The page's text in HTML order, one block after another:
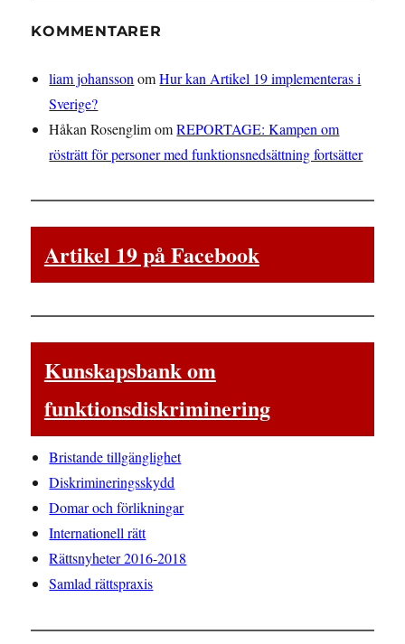
KOMMENTARER
liam johansson omHur kan Artikel 19 implementeras i
Sverige?
Håkan RosenglimomREPORTAGE: Kampen om
rösträtt för personer med funktionsnedsättning fortsätter
Artikel 19 på Facebook
Kunskapsbank om
funktionsdiskriminering
Bristande tillgänglighet
Diskrimineringsskydd
Domar och förlikningar
Internationell rätt
Rättsnyheter 2016-2018
Samlad rättspraxis